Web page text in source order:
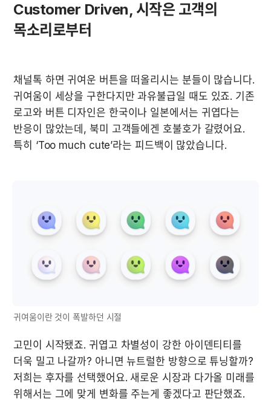
Customer Driven, 시작은 고객의
목소리로부터
채널톡 하면 귀여운 버튼을 떠올리시는 분들이 많습니다.
귀여움이 세상을 구한다지만 과유불급일 때도 있죠. 기존
로고와 버튼 디자인은 한국이나 일본에서는 귀엽다는
반응이 많았는데, 북미 고객들에겐 호불호가 갈렸어요.
특히 ‘Too much cute’라는 피드백이 많았습니다.
귀여움이란 것이 폭발하던 시절
고민이 시작됐죠. 귀엽고 차별성이 강한 아이덴티티를
더욱 밀고 나갈까? 아니면 뉴트럴한 방향으로 튜닝할까?
저희는 후자를 선택했어요. 새로운 시장과 다가올 미래를
위해서는 그에 맞게 변화를 주는게 좋겠다고 판단했죠.